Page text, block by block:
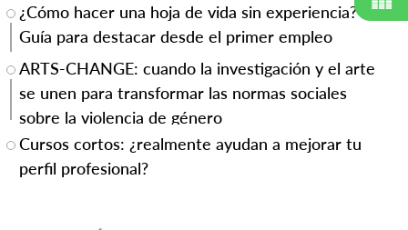
¿Cómo hacer una hoja de vida sin experiencia?
Guía para destacar desde el primer empleo
ARTS-CHANGE: cuando la investigación y el arte
se unen para transformar las normas sociales
sobre la violencia de género
Cursos cortos: ¿realmente ayudan a mejorar tu
perfil profesional?